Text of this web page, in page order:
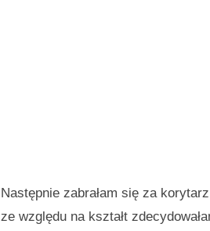
Następnie zabrałam się za
ze względu na kształt